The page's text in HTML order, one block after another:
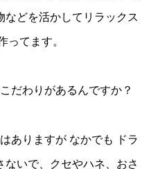
などを活かしてリラックス
ってます。
だわりがあるんですか？
ありますが なかでも ドラ
いで、クセやハネ、おさ